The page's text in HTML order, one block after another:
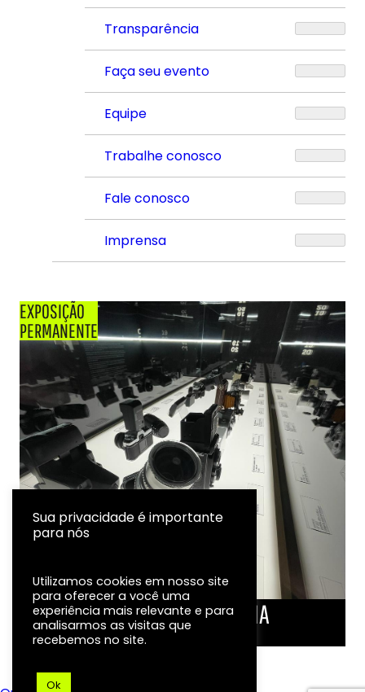
Transparência
Faça seu evento
Equipe
Trabalhe conosco
Fale conosco
Imprensa
EXPOSIÇÃO
PERMANENTE
LINHA DO TEMPO DA FOTOGRAFIA
EXPOSIÇÃO
Sua privacidade é importante
para nós
Utilizamos cookies em nosso site
para oferecer a você uma
experiência mais relevante e para
analisarmos as visitas que
recebemos no site.
Ok